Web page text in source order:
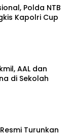
Polda NTB
Kapolri Cup
AAL dan
di Sekolah
Turunkan